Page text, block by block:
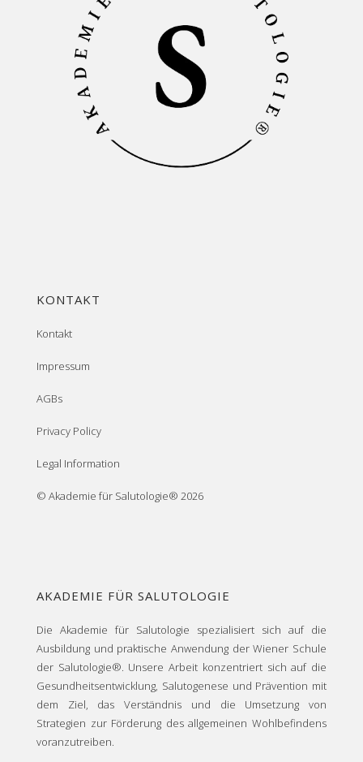
KONTAKT
Kontakt
Impressum
AGBs
Privacy Policy
Legal Information
© Akademie für Salutologie® 2026
AKADEMIE FÜR SALUTOLOGIE
Die Akademie für Salutologie spezialisiert sich auf die
Ausbildung und praktische Anwendung der Wiener Schule
der Salutologie®. Unsere Arbeit konzentriert sich auf die
Gesundheitsentwicklung, Salutogenese und Prävention mit
dem Ziel, das Verständnis und die Umsetzung von
Strategien zur Förderung des allgemeinen Wohlbefindens
voranzutreiben.